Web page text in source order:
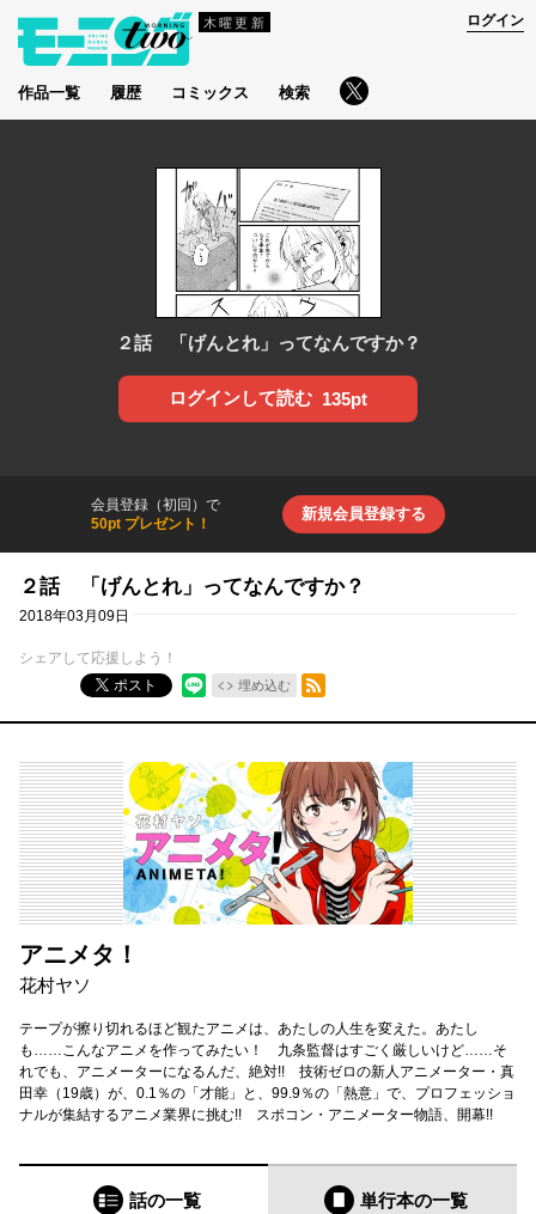
木曜更新
作品一覧 履歴 コミックス 検索
ログイン
２話 「げんとれ」ってなんですか？
ログインして読む 135pt
会員登録（初回）で
50pt プレゼント！
新規会員登録する
２話 「げんとれ」ってなんですか？
2018年03月09日
シェアして応援しよう！
ポスト
埋め込む
RSSフィード
アニメタ！
花村ヤソ
テープが擦り切れるほど観たアニメは、あたしの人生を変えた。あたし
も……こんなアニメを作ってみたい！ 九条監督はすごく厳しいけど……そ
れでも、アニメーターになるんだ、絶対!! 技術ゼロの新人アニメーター・真
田幸（19歳）が、0.1％の「才能」と、99.9％の「熱意」で、プロフェッショ
ナルが集結するアニメ業界に挑む!! スポコン・アニメーター物語、開幕!!
話の一覧 単行本の一覧